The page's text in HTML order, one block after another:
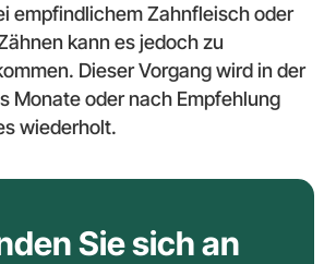
empfindlichem Zahnfleisch oder
kann es jedoch zu
Dieser Vorgang wird in der
Monate oder nach Empfehlung
wiederholt.
Sie sich an